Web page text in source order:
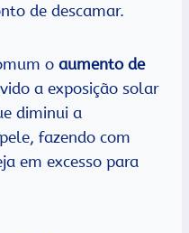
de descamar.
o aumento de
a exposição solar
diminui a
fazendo com
em excesso para